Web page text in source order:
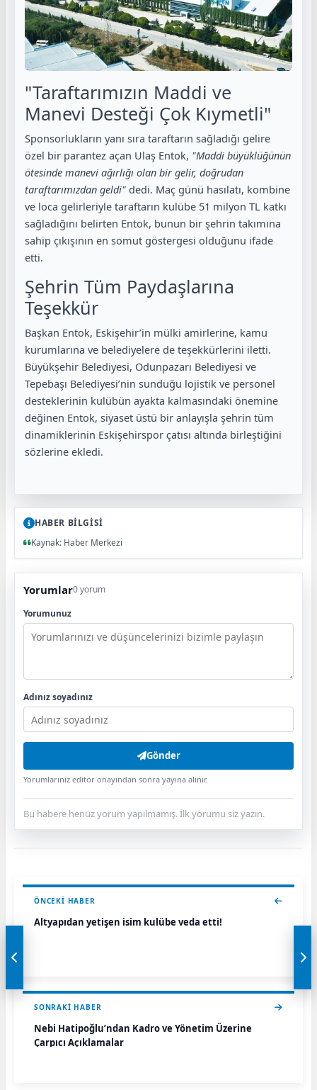
"Taraftarımızın Maddi ve
Manevi Desteği Çok Kıymetli"
Sponsorlukların yanı sıra taraftarın sağladığı gelire
özel bir parantez açan Ulaş Entok, "Maddi büyüklüğünün
ötesinde manevi ağırlığı olan bir gelir, doğrudan
taraftarımızdan geldi" dedi. Maç günü hasılatı, kombine
ve loca gelirleriyle taraftarın kulübe 51 milyon TL katkı
sağladığını belirten Entok, bunun bir şehrin takımına
sahip çıkışının en somut göstergesi olduğunu ifade
etti.
Şehrin Tüm Paydaşlarına
Teşekkür
Başkan Entok, Eskişehir’in mülki amirlerine, kamu
kurumlarına ve belediyelere de teşekkürlerini iletti.
Büyükşehir Belediyesi, Odunpazarı Belediyesi ve
Tepebaşı Belediyesi’nin sunduğu lojistik ve personel
desteklerinin kulübün ayakta kalmasındaki önemine
değinen Entok, siyaset üstü bir anlayışla şehrin tüm
dinamiklerinin Eskişehirspor çatısı altında birleştiğini
sözlerine ekledi.
HABER BİLGİSİ
Kaynak: Haber Merkezi
Yorumlar0 yorum
Yorumunuz
Adınız soyadınız
Gönder
Yorumlarınız editör onayından sonra yayına alınır.
Bu habere henüz yorum yapılmamış. İlk yorumu siz yazın.
ÖNCEKI HABER
Altyapıdan yetişen isim kulübe veda etti!
SONRAKI HABER
Nebi Hatipoğlu’ndan Kadro ve Yönetim Üzerine
Çarpıcı Açıklamalar